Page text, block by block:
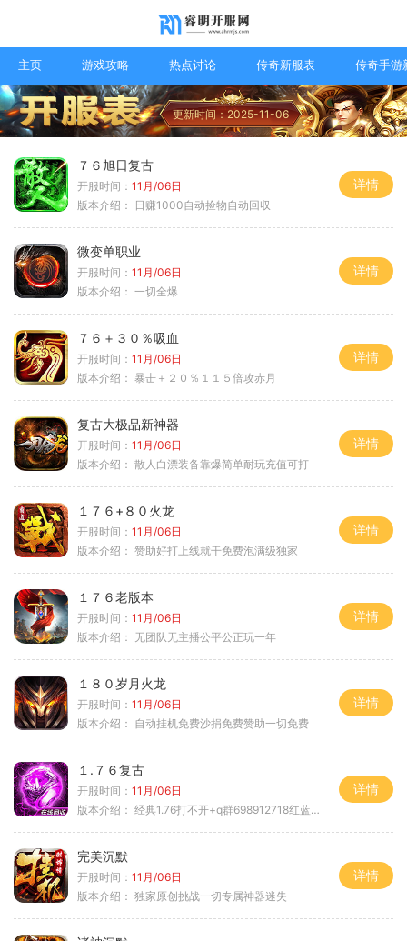
主页 游戏攻略 热点讨论 传奇新服表 传奇手游
更新时间：2025-11-06
７６旭日复古
开服时间： 11月/06日
版本介绍：
日赚1000自动捡物自动回収
详情
微变单职业
开服时间： 11月/06日
版本介绍： 一切全爆
详情
７６＋３０％吸血
开服时间： 11月/06日
版本介绍： 暴击＋２０％１１５倍攻赤月
详情
复古大极品新神器
开服时间： 11月/06日
版本介绍： 散人白漂装备靠爆简单耐玩充值可打
详情
１７６+８０火龙
开服时间： 11月/06日
版本介绍： 赞助好打上线就干免费泡满级独家
详情
１７６老版本
开服时间： 11月/06日
版本介绍： 无团队无主播公平公正玩一年
详情
１８０岁月火龙
开服时间： 11月/06日
版本介绍： 自动挂机免费沙捐免费赞助一切免费
详情
１.７６复古
开服时间： 11月/06日
版本介绍： 经典1.76打不开+q群698912718红蓝毒符免费
详情
完美沉默
开服时间： 11月/06日
版本介绍： 独家原创挑战一切专属神器迷失
详情